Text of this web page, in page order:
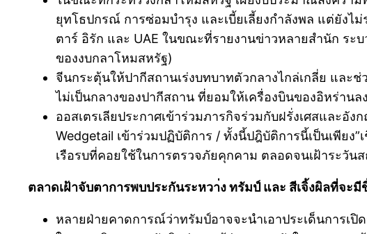
ยุทโธปกรณ์ การซ่อมบำรุง และเบี้ยเลี้ยงกำลังพล แต่ยังไ
ตาร์ อิรัก และ UAE ในขณะที่รายงานข่าวหลายสำนัก ระ
ของงบกลาโหมสหรัฐ)
จีนกระตุ้นให้ปากีสถานเร่งบทบาทตัวกลางไกล่เกลี่ย แล
ไม่เป็นกลางของปากีสถาน ที่ยอมให้เครื่องบินของอิหร่าน
ออสเตรเลียประกาศเข้าร่วมภารกิจร่วมกับฝรั่งเศสและอั
Wedgetail เข้าร่วมปฏิบัติการ / ทั้งนี้ปฎิบัติการนี้เป็นเพีย
เรือรบที่คอยใช้ในการตรวจภัยคุกคาม ตลอดจนเฝ้าระวัน
ตลาดเฝ้าจับตาการพบประกันระหวา่ง ทรัมป์ และ สีเจิ้งผิลที่จะ
หลายฝ่ายคาดการณ์ว่าทรัมป์อาจจะนำเอาประเด็นการเ